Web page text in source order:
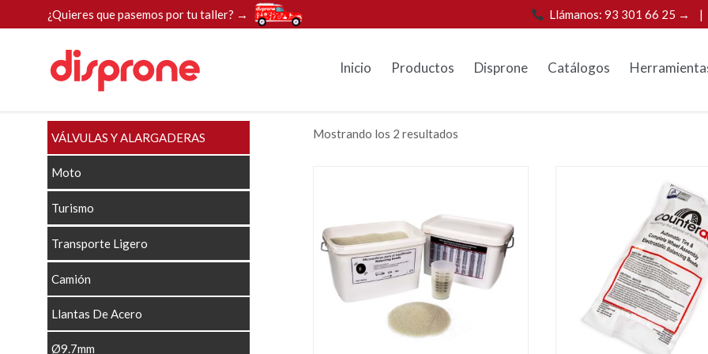
¿Quieres que pasemos por tu taller? → Llámanos: 93 301 66 25 → |
Inicio Productos Disprone Catálogos
VÁLVULAS Y ALARGADERAS
Moto
Turismo
Transporte Ligero
Camión
Llantas De Acero
Ø9.7mm
Mostrando los 2 resultados